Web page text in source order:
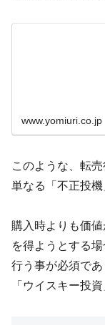
www.yomiuri.co.jp
このような、転
単なる「不正投機
購入時よりも価
を得ようとする
行う事が必須で
「ウイスキー投